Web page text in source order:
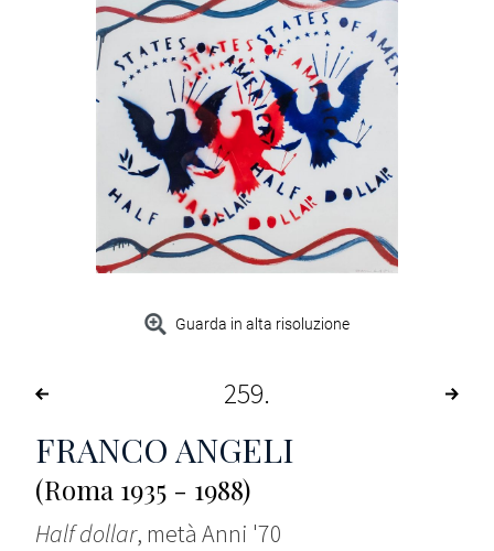
Guarda in alta risoluzione
259
FRANCO ANGELI
(Roma 1935 - 1988)
Half dollar, metà Anni '70